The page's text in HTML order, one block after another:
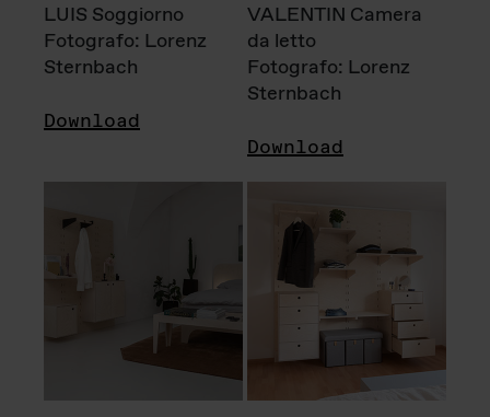
LUIS Soggiorno
Fotografo: Lorenz
Sternbach
Download
VALENTIN Camera
da letto
Fotografo: Lorenz
Sternbach
Download